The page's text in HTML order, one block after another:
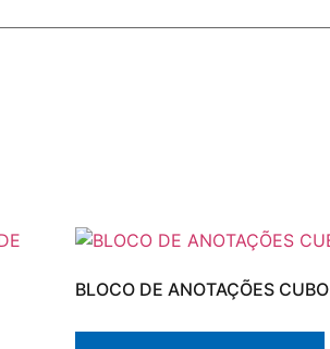
BLOCO DE ANOTAÇÕES CUBO